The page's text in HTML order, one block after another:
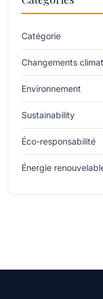
Catégorie
Changements
Environnement
Sustainability
Éco-responsabilité
Énergie